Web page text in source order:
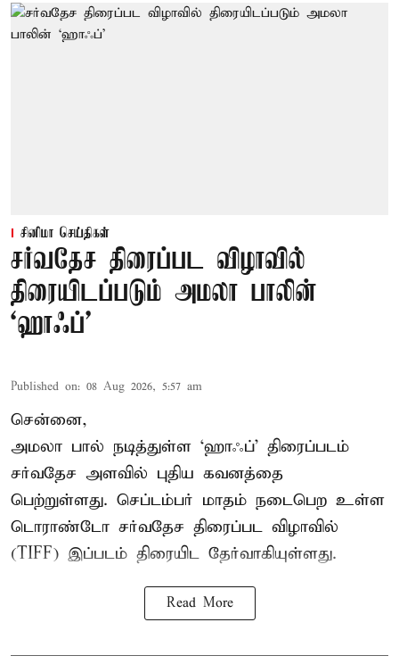
சினிமா செய்திகள்
சர்வதேச திரைப்பட விழாவில்
திரையிடப்படும் அமலா பாலின்
‘ஹாஃப்’
Published on: 08 Aug 2026, 5:57 am
சென்னை,
அமலா பால் நடித்துள்ள ‘ஹாஃப்’ திரைப்படம்
சர்வதேச அளவில் புதிய கவனத்தை
பெற்றுள்ளது. செப்டம்பர் மாதம் நடைபெற உள்ள
டொராண்டோ சர்வதேச திரைப்பட விழாவில்
(TIFF) இப்படம் திரையிட தேர்வாகியுள்ளது.
Read More